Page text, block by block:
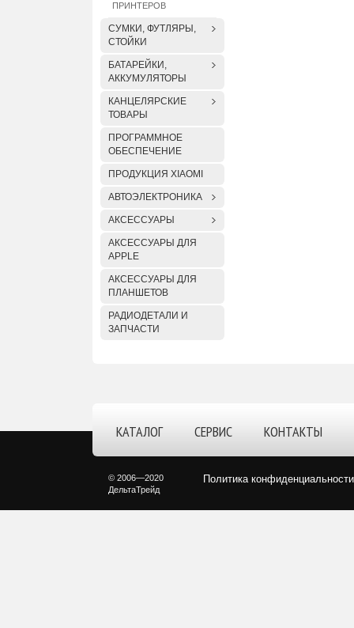
ПРИНТЕРОВ
СУМКИ, ФУТЛЯРЫ,
СТОЙКИ
БАТАРЕЙКИ,
АККУМУЛЯТОРЫ
КАНЦЕЛЯРСКИЕ
ТОВАРЫ
ПРОГРАММНОЕ
ОБЕСПЕЧЕНИЕ
ПРОДУКЦИЯ XIAOMI
АВТОЭЛЕКТРОНИКА
АКСЕССУАРЫ
АКСЕССУАРЫ ДЛЯ
APPLE
АКСЕССУАРЫ ДЛЯ
ПЛАНШЕТОВ
РАДИОДЕТАЛИ И
ЗАПЧАСТИ
КАТАЛОГ СЕРВИС КОНТАКТЫ
Политика конфиденциальности
© 2006—2020
ДельтаТрейд